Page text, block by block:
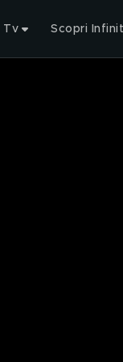
Tv Scopri